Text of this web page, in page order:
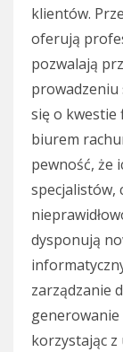
klientów.
oferują
pozwalają
prowadzeniu
się o kwestie
biurem
pewność, że
specjalistów,
dysponują
zarządzanie
korzystając